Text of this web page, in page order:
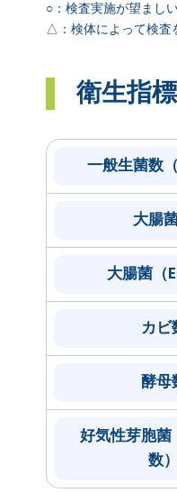
○：検査実施が望まし
△：検体によって検査
衛生指
一般生菌数
大腸
大腸菌（
カビ
酵母
好気性芽胞
数）